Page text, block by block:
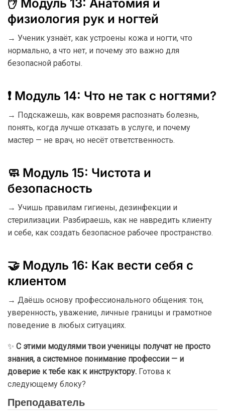
✋ Модуль 13: Анатомия и
физиология рук и ногтей
→ Ученик узнаёт, как устроены кожа и ногти, что
нормально, а что нет, и почему это важно для
безопасной работы.
❗ Модуль 14: Что не так с ногтями?
→ Подскажешь, как вовремя распознать болезнь,
понять, когда лучше отказать в услуге, и почему
мастер — не врач, но несёт ответственность.
🧼 Модуль 15: Чистота и
безопасность
→ Учишь правилам гигиены, дезинфекции и
стерилизации. Разбираешь, как не навредить клиенту
и себе, как создать безопасное рабочее пространство.
🤝 Модуль 16: Как вести себя с
клиентом
→ Даёшь основу профессионального общения: тон,
уверенность, уважение, личные границы и грамотное
поведение в любых ситуациях.
✨ С этими модулями твои ученицы получат не просто
знания, а системное понимание профессии — и
доверие к тебе как к инструктору. Готова к
следующему блоку?
Преподаватель